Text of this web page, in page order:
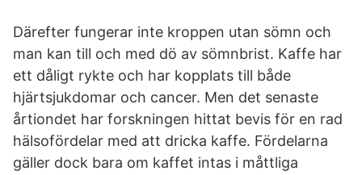
Därefter fungerar inte kroppen utan sömn och
man kan till och med dö av sömnbrist. Kaffe har
ett dåligt rykte och har kopplats till både
hjärtsjukdomar och cancer. Men det senaste
årtiondet har forskningen hittat bevis för en rad
hälsofördelar med att dricka kaffe. Fördelarna
gäller dock bara om kaffet intas i måttliga